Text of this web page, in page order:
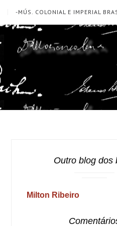
-MÚS. COLONIAL E IMPERIAL
Outro blog dos
Milton Ribeiro